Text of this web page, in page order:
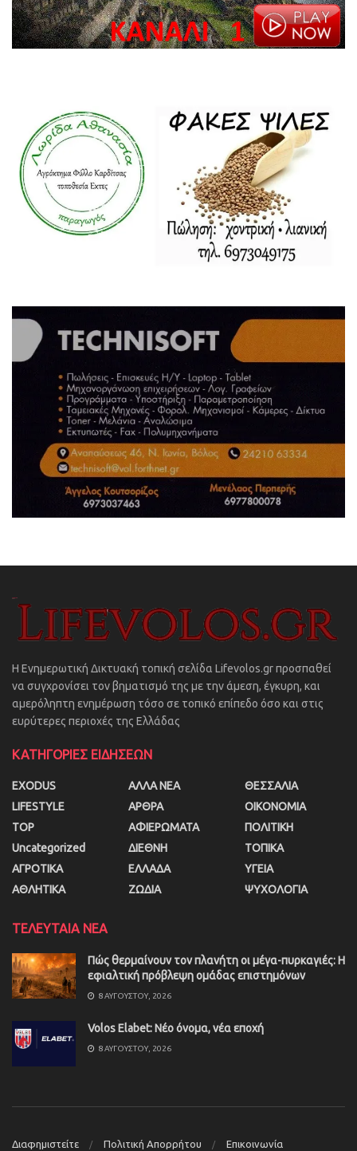
Η Ενημερωτική Δικτυακή τοπική σελίδα Lifevolos.gr προσπαθεί
να συγχρονίσει τον βηματισμό της με την άμεση, έγκυρη, και
αμερόληπτη ενημέρωση τόσο σε τοπικό επίπεδο όσο και στις
ευρύτερες περιοχές της Ελλάδας
ΚΑΤΗΓΟΡΙΕΣ ΕΙΔΗΣΕΩΝ
EXODUS
LIFESTYLE
TOP
Uncategorized
ΑΓΡΟΤΙΚΑ
ΑΘΛΗΤΙΚΑ
ΑΛΛΑ ΝΕΑ
ΑΡΘΡΑ
ΑΦΙΕΡΩΜΑΤΑ
ΔΙΕΘΝΗ
ΕΛΛΑΔΑ
ΖΩΔΙΑ
ΘΕΣΣΑΛΙΑ
ΟΙΚΟΝΟΜΙΑ
ΠΟΛΙΤΙΚΗ
ΤΟΠΙΚΑ
ΥΓΕΙΑ
ΨΥΧΟΛΟΓΙΑ
ΤΕΛΕΥΤΑΙΑ ΝΕΑ
Πώς θερμαίνουν τον πλανήτη οι μέγα-πυρκαγιές: Η
εφιαλτική πρόβλεψη ομάδας επιστημόνων
8 ΑΥΓΟΎΣΤΟΥ, 2026
Volos Elabet: Νέο όνομα, νέα εποχή
8 ΑΥΓΟΎΣΤΟΥ, 2026
Διαφημιστείτε Πολιτική Απορρήτου Επικοινωνία